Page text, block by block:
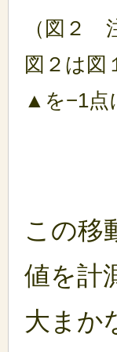
（図２
図２は
▲を−1点
この移
値を計
大まか